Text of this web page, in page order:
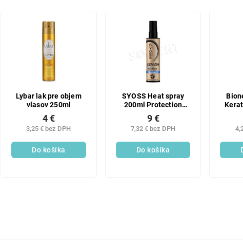
Lybar lak pre objem
vlasov 250ml
3,25 € bez DPH
4 €
Do košíka
SYOSS Heat spray
200ml Protection
Volum
7,32 € bez DPH
9 €
Do košíka